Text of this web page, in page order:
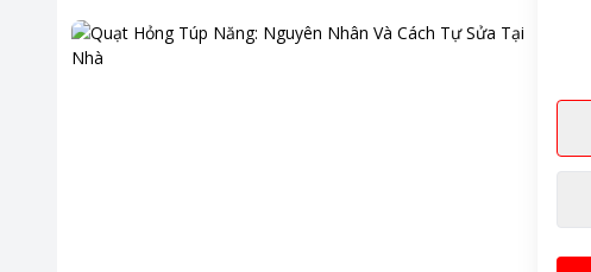
mang đến sự sạch sẽ vượt trội mà vẫn tiết kiệm tối ưu.